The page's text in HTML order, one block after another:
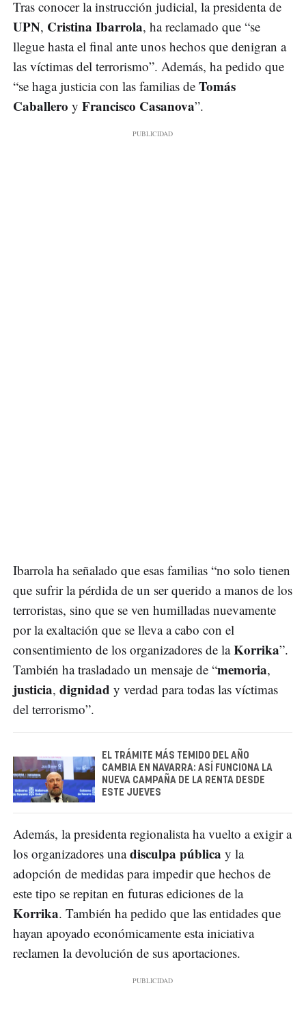
Tras conocer la instrucción judicial, la presidenta de
UPN, Cristina Ibarrola, ha reclamado que “se
llegue hasta el final ante unos hechos que denigran a
las víctimas del terrorismo”. Además, ha pedido que
“se haga justicia con las familias de Tomás
Caballero y Francisco Casanova”.
Ibarrola ha señalado que esas familias “no solo tienen
que sufrir la pérdida de un ser querido a manos de los
terroristas, sino que se ven humilladas nuevamente
por la exaltación que se lleva a cabo con el
consentimiento de los organizadores de laKorrika”.
También ha trasladado un mensaje de “memoria,
justicia, dignidad y verdad para todas las víctimas
del terrorismo”.
EL TRÁMITE MÁS TEMIDO DEL AÑO
CAMBIA EN NAVARRA: ASÍ FUNCIONA LA
NUEVA CAMPAÑA DE LA RENTA DESDE
ESTE JUEVES
Además, la presidenta regionalista ha vuelto a exigir a
los organizadores unadisculpa pública y la
adopción de medidas para impedir que hechos de
este tipo se repitan en futuras ediciones de la
Korrika. También ha pedido que las entidades que
hayan apoyado económicamente esta iniciativa
reclamen la devolución de sus aportaciones.